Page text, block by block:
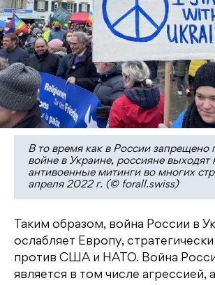
В то время как в России запрещено
войне в Украине, россияне выходят
антивоенные митинги во многих
апреля 2022 г. (© forall.swiss)
Таким образом, война России в
ослабляет Европу,
против США и НАТО. Война
является в том числе агрессией,